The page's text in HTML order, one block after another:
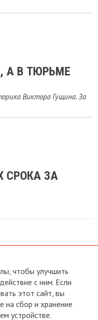
А В ТЮРЬМЕ
Виктора Гущина. За
СРОКА ЗА
связь с
связь c членами клуба
чтобы улучшить
с ним. Если
этот сайт, вы
на сбор и хранение
устройстве.